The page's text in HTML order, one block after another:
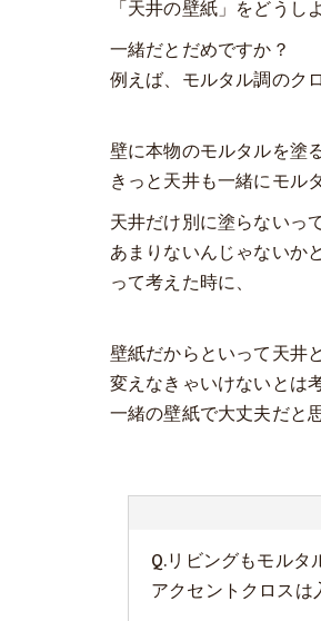
「天井の壁紙」をどう
一緒だとだめですか？
例えば、モルタル調のク
壁に本物のモルタルを塗
きっと天井も一緒にモル
天井だけ別に塗らないっ
あまりないんじゃないか
って考えた時に、
壁紙だからといって天井
変えなきゃいけないとは
一緒の壁紙で大丈夫だと
Q.リビングもモルタ
アクセントクロス